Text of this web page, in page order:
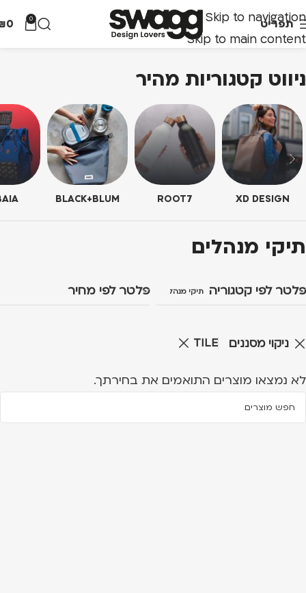
Skip to navigation
Skip to main content
תפריט 0
0
ניווט קטגוריות מהיר
XD DESIGN
ROOT7
BLACK+BLUM
תיקי מנהלים
פלטר לפי קטגוריה תיקי מנהלים פלטר לפי מחיר
ניקוי מסננים TILE
לא נמצאו מוצרים התואמים את בחירתך.